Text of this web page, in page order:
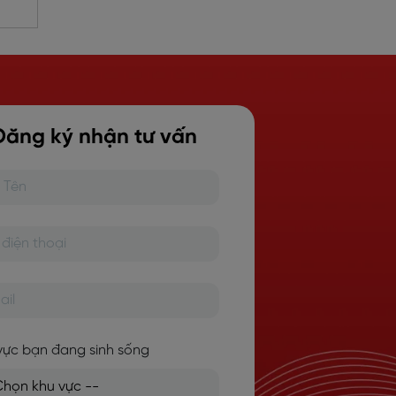
ký nhận tư vấn
bạn đang sinh sống